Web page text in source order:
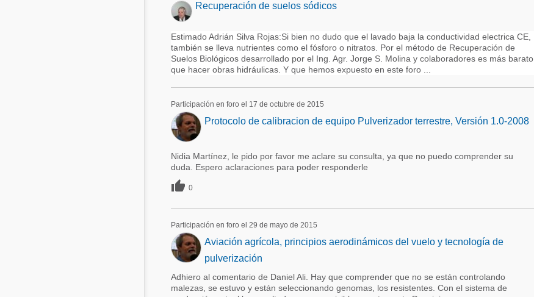
Recuperación de suelos sódicos
Estimado Adrián Silva Rojas:Si bien no dudo que el lavado baja la conductividad electrica CE,
también se lleva nutrientes como el fósforo o nitratos. Por el método de Recuperación de
Suelos Biológicos desarrollado por el Ing. Agr. Jorge S. Molina y colaboradores es más barato
que hacer obras hidráulicas. Y que hemos expuesto en este foro ...
Participación en foro el 17 de octubre de 2015
Protocolo de calibracion de equipo Pulverizador terrestre, Versión 1.0-2008
Nidia Martínez, le pido por favor me aclare su consulta, ya que no puedo comprender su
duda. Espero aclaraciones para poder responderle
 0
Participación en foro el 29 de mayo de 2015
Aviación agrícola, principios aerodinámicos del vuelo y tecnología de
pulverización
Adhiero al comentario de Daniel Ali. Hay que comprender que no se están controlando
malezas, se estuvo y están seleccionando genomas, los resistentes. Con el sistema de